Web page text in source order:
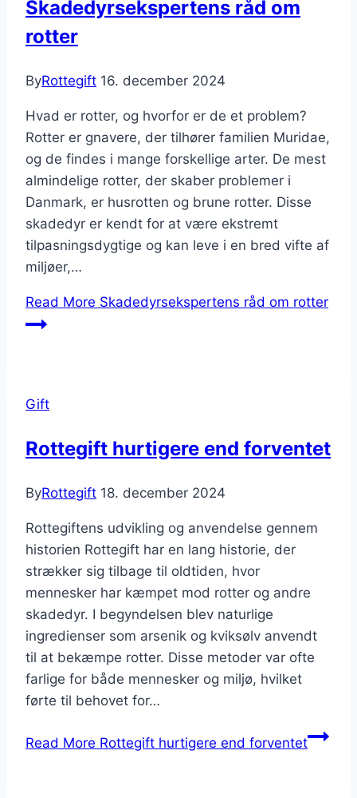
Skadedyrsekspertens råd om
rotter
ByRottegift 16. december 2024
Hvad er rotter, og hvorfor er de et problem?
Rotter er gnavere, der tilhører familien Muridae,
og de findes i mange forskellige arter. De mest
almindelige rotter, der skaber problemer i
Danmark, er husrotten og brune rotter. Disse
skadedyr er kendt for at være ekstremt
tilpasningsdygtige og kan leve i en bred vifte af
miljøer,…
Read More Skadedyrsekspertens råd om rotter
Gift
Rottegift hurtigere end forventet
ByRottegift 18. december 2024
Rottegiftens udvikling og anvendelse gennem
historien Rottegift har en lang historie, der
strækker sig tilbage til oldtiden, hvor
mennesker har kæmpet mod rotter og andre
skadedyr. I begyndelsen blev naturlige
ingredienser som arsenik og kviksølv anvendt
til at bekæmpe rotter. Disse metoder var ofte
farlige for både mennesker og miljø, hvilket
førte til behovet for…
Read More Rottegift hurtigere end forventet